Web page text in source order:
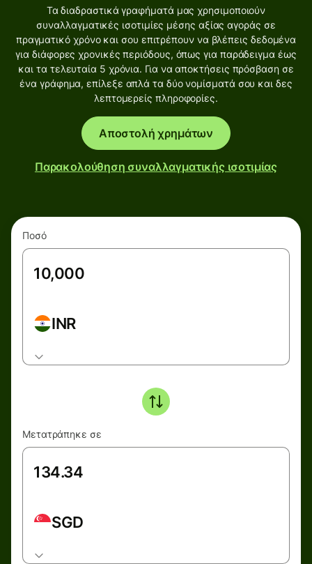
Τα διαδραστικά γραφήματά μας χρησιμοποιούν
συναλλαγματικές ισοτιμίες μέσης αξίας αγοράς σε
πραγματικό χρόνο και σου επιτρέπουν να βλέπεις δεδομένα
για διάφορες χρονικές περιόδους, όπως για παράδειγμα έως
και τα τελευταία 5 χρόνια. Για να αποκτήσεις πρόσβαση σε
ένα γράφημα, επίλεξε απλά τα δύο νομίσματά σου και δες
λεπτομερείς πληροφορίες.
Αποστολή χρημάτων
Παρακολούθηση συναλλαγματικής ισοτιμίας
Ποσό
INR
Μετατράπηκε σε
SGD